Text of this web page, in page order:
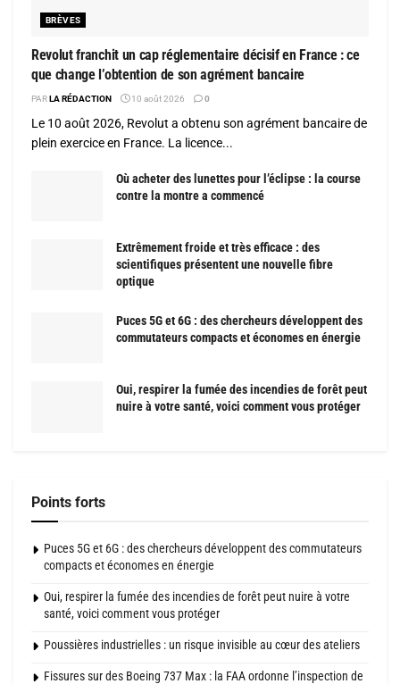
BRÈVES
Revolut franchit un cap réglementaire décisif en France : ce
que change l’obtention de son agrément bancaire
PARLA RÉDACTION 10 août 2026 0
Le 10 août 2026, Revolut a obtenu son agrément bancaire de
plein exercice en France. La licence...
Où acheter des lunettes pour l’éclipse : la course
contre la montre a commencé
Extrêmement froide et très efficace : des
scientifiques présentent une nouvelle fibre
optique
Puces 5G et 6G : des chercheurs développent des
commutateurs compacts et économes en énergie
Oui, respirer la fumée des incendies de forêt peut
nuire à votre santé, voici comment vous protéger
Points forts
Puces 5G et 6G : des chercheurs développent des commutateurs
compacts et économes en énergie
Oui, respirer la fumée des incendies de forêt peut nuire à votre
santé, voici comment vous protéger
Poussières industrielles : un risque invisible au cœur des ateliers
Fissures sur des Boeing 737 Max : la FAA ordonne l’inspection de